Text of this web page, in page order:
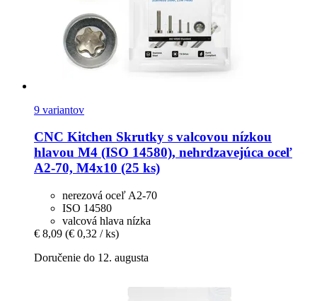
9 variantov
CNC Kitchen Skrutky s valcovou nízkou
hlavou M4 (ISO 14580), nehrdzavejúca oceľ
A2-​70, M4x10 (25 ks)
nerezová oceľ A2-70
ISO 14580
valcová hlava nízka
€ 8,09 (€ 0,32 / ks)
Doručenie do 12. augusta